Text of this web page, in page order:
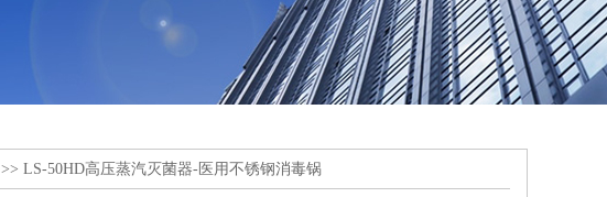
>> LS-50HD高压蒸汽灭菌器-医用不锈钢消毒锅